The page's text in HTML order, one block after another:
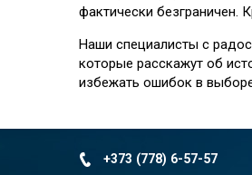
фактически безграничен.
Наши специалисты с
которые расскажут об
избежать ошибок в
+373 (778) 6-57-57